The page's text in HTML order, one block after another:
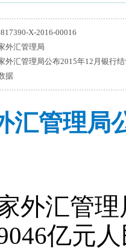
X-2016-00016
外汇管理局
外汇管理局公布2015年12月银行
据
汇管理局
外汇管
亿元